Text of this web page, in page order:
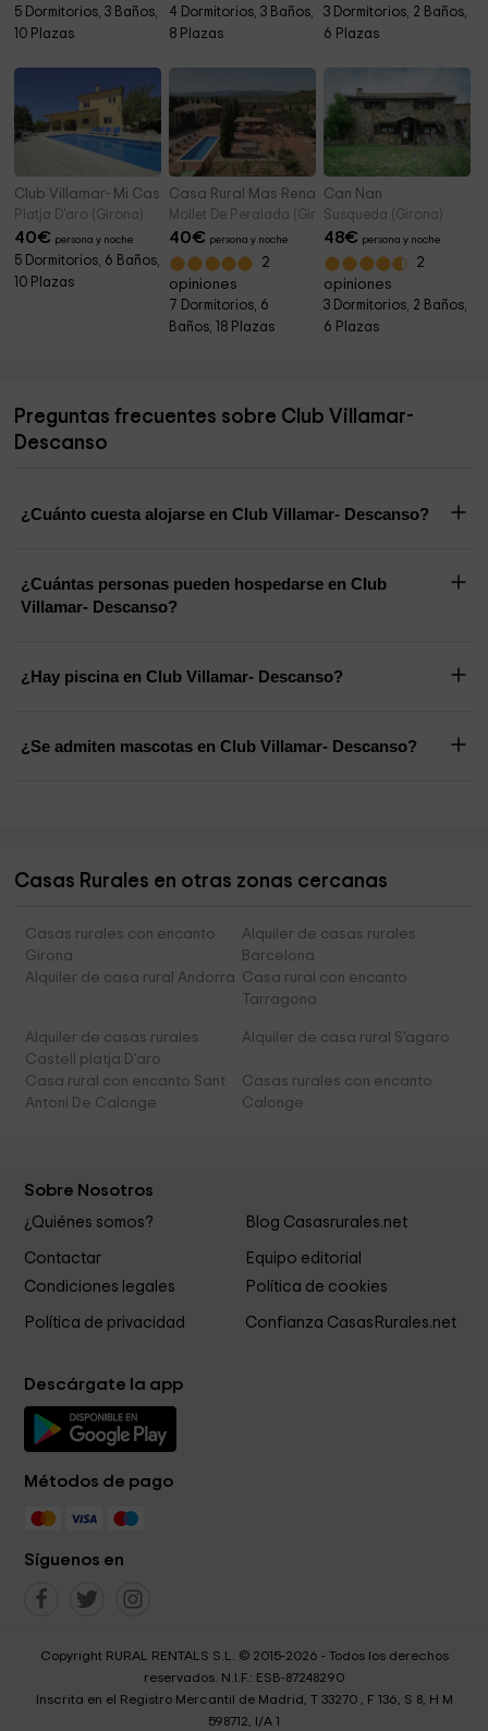
5 Dormitorios, 3 Baños,
10 Plazas
4 Dormitorios, 3 Baños,
8 Plazas
3 Dormitorios, 2 Baños,
6 Plazas
Club Villamar- Mi Casa
Platja D'aro (Girona)
40€ persona y noche
5 Dormitorios, 6 Baños,
10 Plazas
Casa Rural Mas Renart
Mollet De Peralada (Girona)
40€ persona y noche
2
opiniones
7 Dormitorios, 6
Baños, 18 Plazas
Can Nan
Susqueda (Girona)
48€ persona y noche
2
opiniones
3 Dormitorios, 2 Baños,
6 Plazas
Preguntas frecuentes sobre Club Villamar-
Descanso
¿Cuánto cuesta alojarse en Club Villamar- Descanso?
¿Cuántas personas pueden hospedarse en Club
Villamar- Descanso?
¿Hay piscina en Club Villamar- Descanso?
¿Se admiten mascotas en Club Villamar- Descanso?
Casas Rurales en otras zonas cercanas
Casas rurales con encanto
Girona
Alquiler de casas rurales
Barcelona
Alquiler de casa rural Andorra Casa rural con encanto
Tarragona
Alquiler de casas rurales
Castell platja D'aro
Alquiler de casa rural S'agaro
Casa rural con encanto Sant
Antoni De Calonge
Casas rurales con encanto
Calonge
Sobre Nosotros
¿Quiénes somos? Blog Casasrurales.net
Contactar
Equipo editorial
Condiciones legales
Política de cookies
Política de privacidad Confianza CasasRurales.net
Descárgate la app
Métodos de pago
Síguenos en
Copyright RURAL RENTALS S.L. © 2015-2026 - Todos los derechos
reservados. N.I.F.: ESB-87248290
Inscrita en el Registro Mercantil de Madrid, T 33270 , F 136, S 8, H M
598712, I/A 1